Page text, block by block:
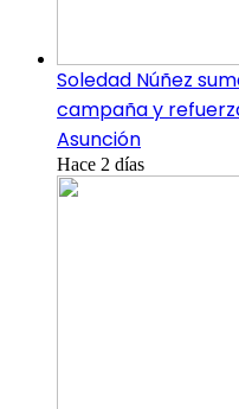
Soledad Núñez
campaña y
Asunción
Hace 2 días